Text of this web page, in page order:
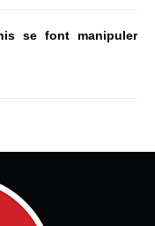
se font manipuler